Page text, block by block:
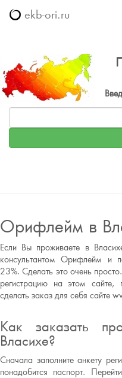
ekb-ori.ru
Орифлейм в
Если Вы проживаете в
консультантом Орифлейм и
23%. Сделать это очень
регистрацию на этом
сделать заказ для себя сайте
Как заказать
Власихе?
Сначала заполните анкету
понадобится паспорт.